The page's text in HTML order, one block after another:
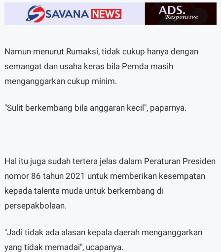
Namun menurut Rumaksi, tidak cukup hanya dengan
semangat dan usaha keras bila Pemda masih
menganggarkan cukup minim.
"Sulit berkembang bila anggaran kecil", paparnya.
Hal itu juga sudah tertera jelas dalam Peraturan Presiden
nomor 86 tahun 2021 untuk memberikan kesempatan
kepada talenta muda untuk berkembang di
persepakbolaan.
"Jadi tidak ada alasan kepala daerah menganggarkan
yang tidak memadai", ucapanya.